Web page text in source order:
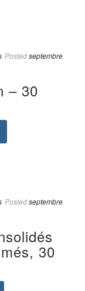
Postedseptembre
– 30
Postedseptembre
30